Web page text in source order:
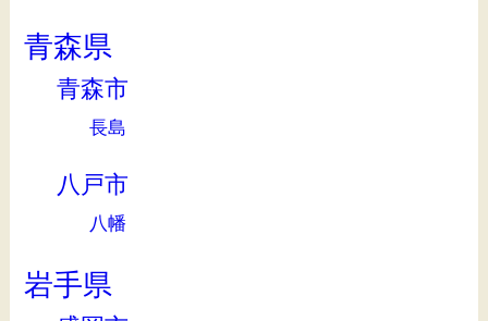
青森県
青森市
長島
八戸市
八幡
岩手県